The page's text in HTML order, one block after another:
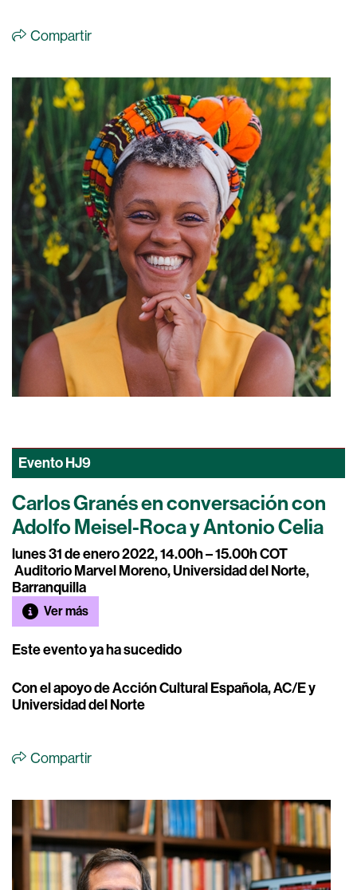
Compartir
EventoHJ9
Carlos Granés en conversación con
Adolfo Meisel-Roca y Antonio Celia
lunes 31 de enero 2022, 14.00h – 15.00h COT
Auditorio Marvel Moreno, Universidad del Norte,
Barranquilla
Ver más
Este evento ya ha sucedido
Con el apoyo de Acción Cultural Española, AC/E y
Universidad del Norte
Compartir